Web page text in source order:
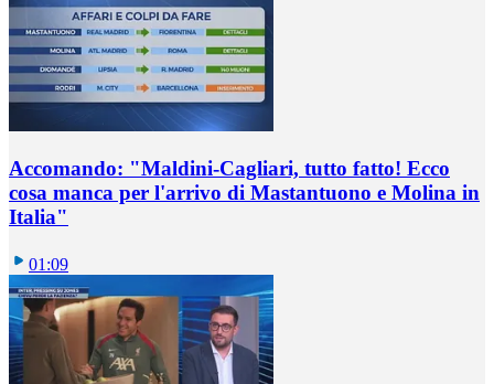
Accomando: "Maldini-Cagliari, tutto fatto! Ecco
cosa manca per l'arrivo di Mastantuono e Molina in
Italia"
01:09